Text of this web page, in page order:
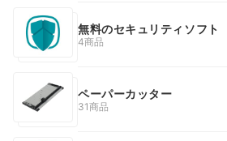
無料のセキュリティソフト
4商品
ペーパーカッター
31商品